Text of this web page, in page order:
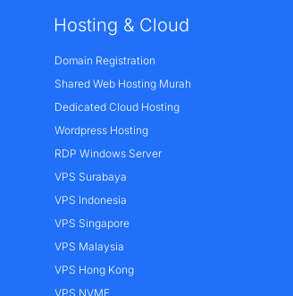
Hosting & Cloud
Domain Registration
Shared Web Hosting Murah
Dedicated Cloud Hosting
Wordpress Hosting
RDP Windows Server
VPS Surabaya
VPS Indonesia
VPS Singapore
VPS Malaysia
VPS Hong Kong
VPS NVME